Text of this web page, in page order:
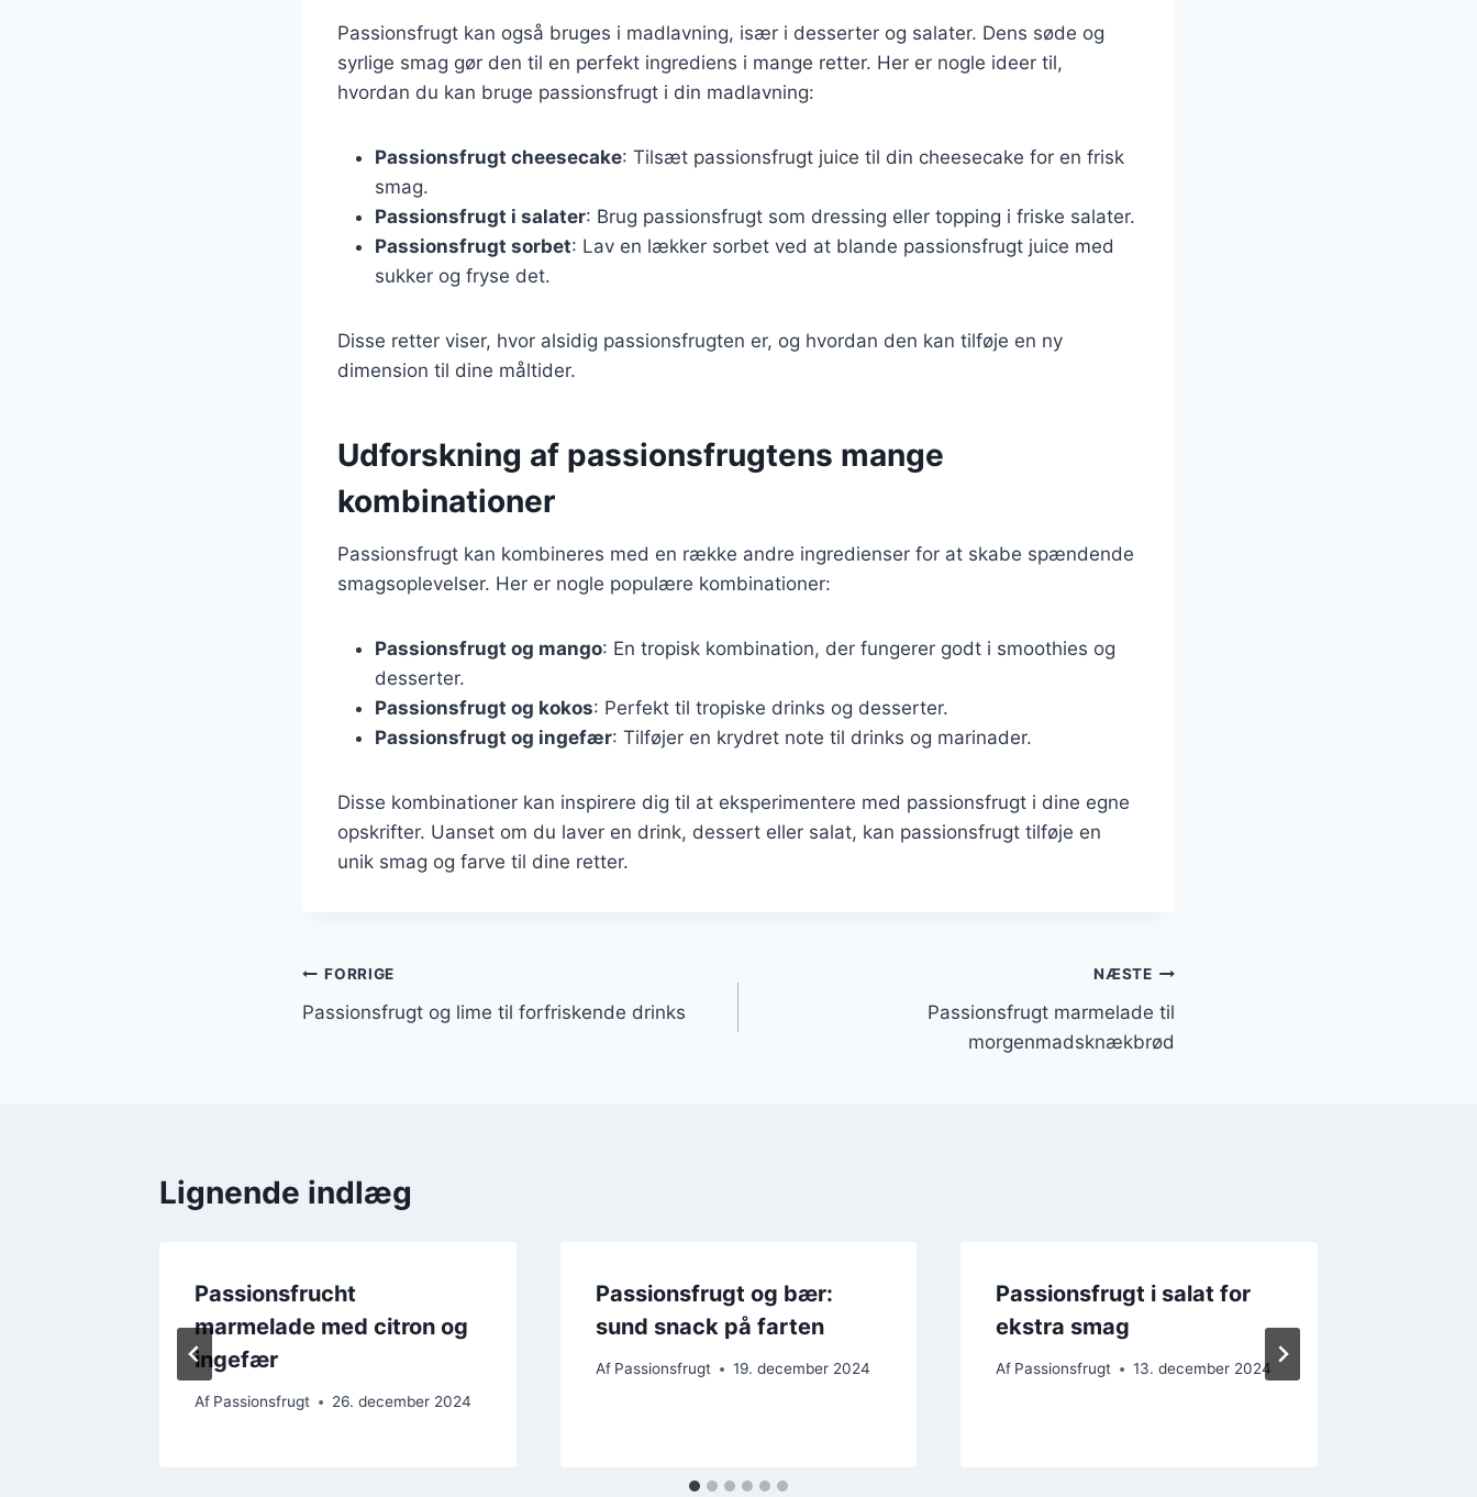
Passionsfrugt kan også bruges i madlavning, især i desserter og salater. Dens søde og
syrlige smag gør den til en perfekt ingrediens i mange retter. Her er nogle ideer til,
hvordan du kan bruge passionsfrugt i din madlavning:
Passionsfrugt cheesecake: Tilsæt passionsfrugt juice til din cheesecake for en frisk
smag.
Passionsfrugt i salater: Brug passionsfrugt som dressing eller topping i friske salater.
Passionsfrugt sorbet: Lav en lækker sorbet ved at blande passionsfrugt juice med
sukker og fryse det.
Disse retter viser, hvor alsidig passionsfrugten er, og hvordan den kan tilføje en ny
dimension til dine måltider.
Udforskning af passionsfrugtens mange
kombinationer
Passionsfrugt kan kombineres med en række andre ingredienser for at skabe spændende
smagsoplevelser. Her er nogle populære kombinationer:
Passionsfrugt og mango: En tropisk kombination, der fungerer godt i smoothies og
desserter.
Passionsfrugt og kokos: Perfekt til tropiske drinks og desserter.
Passionsfrugt og ingefær: Tilføjer en krydret note til drinks og marinader.
Disse kombinationer kan inspirere dig til at eksperimentere med passionsfrugt i dine egne
opskrifter. Uanset om du laver en drink, dessert eller salat, kan passionsfrugt tilføje en
unik smag og farve til dine retter.
Indlægsnavigation
FORRIGE
Passionsfrugt og lime til forfriskende drinks
NÆSTE
Passionsfrugt marmelade til
morgenmadsknækbrød
Lignende indlæg
Passionsfrucht
marmelade med citron og
ingefær
Af Passionsfrugt 26. december 2024
Passionsfrugt og bær:
sund snack på farten
Af Passionsfrugt 19. december 2024
Passionsfrugt i salat for
ekstra smag
Af Passionsfrugt 13. december 2024